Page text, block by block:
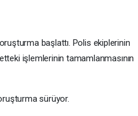
başlattı. Polis ekiplerinin
işlemlerinin tamamlanmasının
sürüyor.